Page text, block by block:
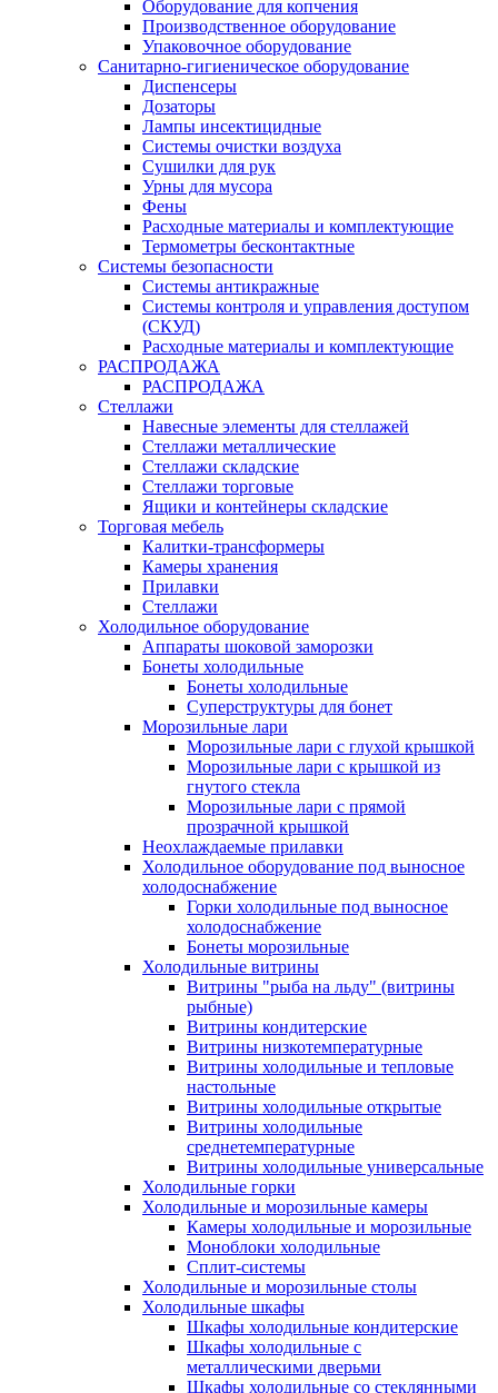
Оборудование для копчения
Производственное оборудование
Упаковочное оборудование
Санитарно-гигиеническое оборудование
Диспенсеры
Дозаторы
Лампы инсектицидные
Системы очистки воздуха
Сушилки для рук
Урны для мусора
Фены
Расходные материалы и комплектующие
Термометры бесконтактные
Системы безопасности
Системы антикражные
Системы контроля и управления доступом
(СКУД)
Расходные материалы и комплектующие
РАСПРОДАЖА
РАСПРОДАЖА
Стеллажи
Навесные элементы для стеллажей
Стеллажи металлические
Стеллажи складские
Стеллажи торговые
Ящики и контейнеры складские
Торговая мебель
Калитки-трансформеры
Камеры хранения
Прилавки
Стеллажи
Холодильное оборудование
Аппараты шоковой заморозки
Бонеты холодильные
Бонеты холодильные
Суперструктуры для бонет
Морозильные лари
Морозильные лари с глухой крышкой
Морозильные лари с крышкой из
гнутого стекла
Морозильные лари с прямой
прозрачной крышкой
Неохлаждаемые прилавки
Холодильное оборудование под выносное
холодоснабжение
Горки холодильные под выносное
холодоснабжение
Бонеты морозильные
Холодильные витрины
Витрины "рыба на льду" (витрины
рыбные)
Витрины кондитерские
Витрины низкотемпературные
Витрины холодильные и тепловые
настольные
Витрины холодильные открытые
Витрины холодильные
среднетемпературные
Витрины холодильные универсальные
Холодильные горки
Холодильные и морозильные камеры
Камеры холодильные и морозильные
Моноблоки холодильные
Сплит-системы
Холодильные и морозильные столы
Холодильные шкафы
Шкафы холодильные кондитерские
Шкафы холодильные с
металлическими дверьми
Шкафы холодильные со стеклянными